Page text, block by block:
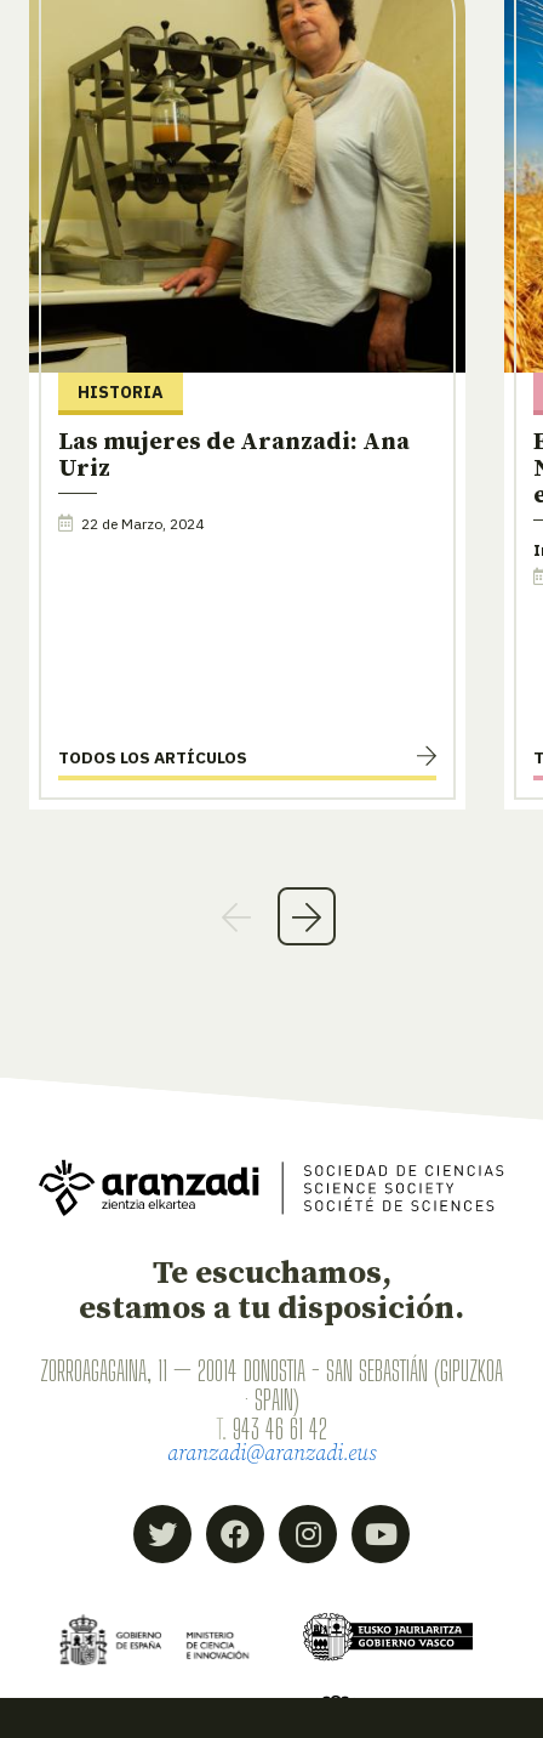
HISTORIA
Las mujeres de Aranzadi: Ana
Uriz
22 de Marzo, 2024
TODOS LOS ARTÍCULOS
Te escuchamos,
estamos a tu disposición.
ZORROAGAGAINA, 11 — 20014 DONOSTIA - SAN SEBASTIÁN (GIPUZKOA
· SPAIN)
T. 943 46 61 42
aranzadi@aranzadi.eus